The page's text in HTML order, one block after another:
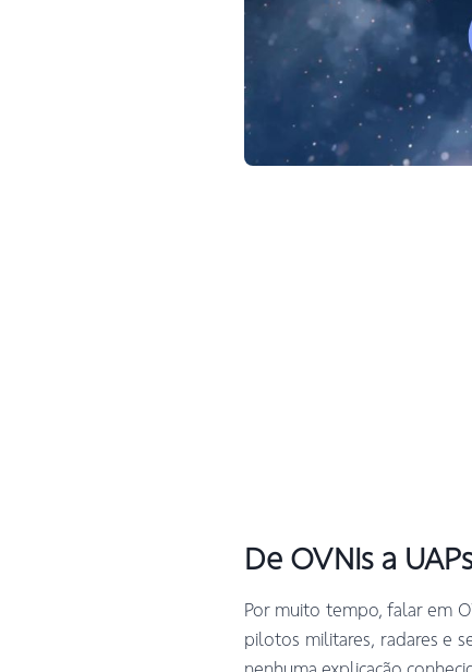
De OVNIs a
Por muito tempo, falar em
pilotos militares, radares e